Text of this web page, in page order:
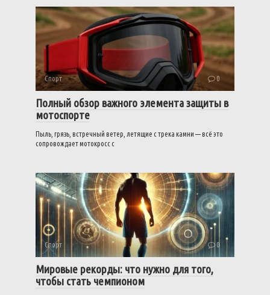
Спорт 0
Полный обзор важного элемента защиты в
мотоспорте
Пыль, грязь, встречный ветер, летящие с трека камни — всё это
сопровождает мотокросс с
Спорт 0
Мировые рекорды: что нужно для того,
чтобы стать чемпионом